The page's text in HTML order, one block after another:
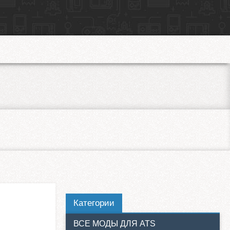
Категории
ВСЕ МОДЫ ДЛЯ ATS